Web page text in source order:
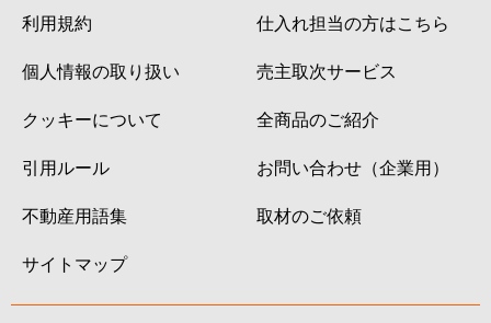
利用規約
個人情報の取り扱い
クッキーについて
引用ルール
不動産用語集
サイトマップ
仕入れ担当の方はこちら
売主取次サービス
全商品のご紹介
お問い合わせ（企業用）
取材のご依頼